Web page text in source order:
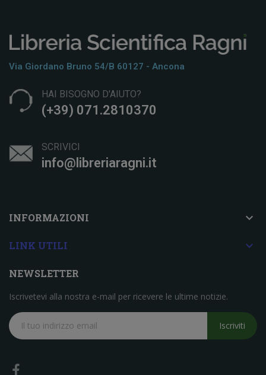
Via Giordano Bruno 54/b 60127 - Ancona
HAI BISOGNO D'AIUTO?
(+39) 071.2810370
SCRIVICI
info@libreriaragni.it
INFORMAZIONI 
LINK UTILI 
NEWSLETTER
Iscrivetevi alla nostra e-mail per ricevere le ultime notizie.
Iscriviti